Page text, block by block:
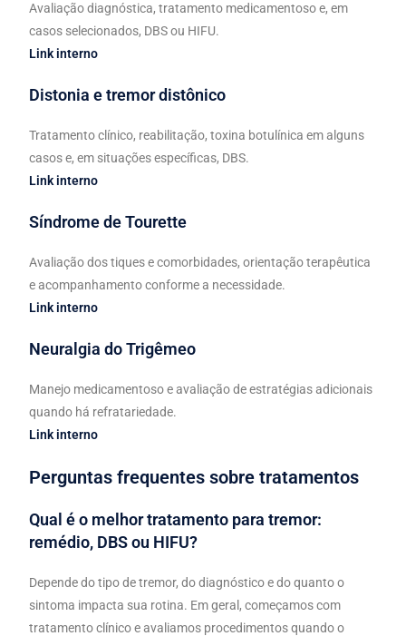
Avaliação diagnóstica, tratamento medicamentoso e, em
casos selecionados, DBS ou HIFU.
Link interno
Distonia e tremor distônico
Tratamento clínico, reabilitação, toxina botulínica em alguns
casos e, em situações específicas, DBS.
Link interno
Síndrome de Tourette
Avaliação dos tiques e comorbidades, orientação terapêutica
e acompanhamento conforme a necessidade.
Link interno
Neuralgia do Trigêmeo
Manejo medicamentoso e avaliação de estratégias adicionais
quando há refratariedade.
Link interno
Perguntas frequentes sobre tratamentos
Qual é o melhor tratamento para tremor:
remédio, DBS ou HIFU?
Depende do tipo de tremor, do diagnóstico e do quanto o
sintoma impacta sua rotina. Em geral, começamos com
tratamento clínico e avaliamos procedimentos quando o